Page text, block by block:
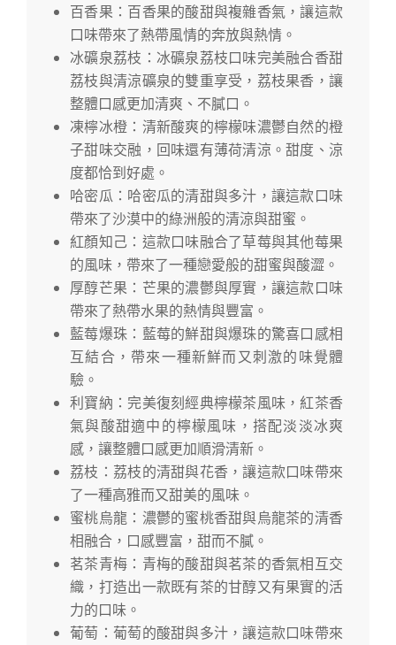
百香果：百香果的酸甜與複雜香氣，讓這款
口味帶來了熱帶風情的奔放與熱情。
冰礦泉荔枝：冰礦泉荔枝口味完美融合香甜
荔枝與清涼礦泉的雙重享受，荔枝果香，讓
整體口感更加清爽、不膩口。
凍檸冰橙：清新酸爽的檸檬味濃鬱自然的橙
子甜味交融，回味還有薄荷清涼。甜度、涼
度都恰到好處。
哈密瓜：哈密瓜的清甜與多汁，讓這款口味
帶來了沙漠中的綠洲般的清涼與甜蜜。
紅顏知己：這款口味融合了草莓與其他莓果
的風味，帶來了一種戀愛般的甜蜜與酸澀。
厚醇芒果：芒果的濃鬱與厚實，讓這款口味
帶來了熱帶水果的熱情與豐富。
藍莓爆珠：藍莓的鮮甜與爆珠的驚喜口感相
互結合，帶來一種新鮮而又刺激的味覺體
驗。
利寶納：完美復刻經典檸檬茶風味，紅茶香
氣與酸甜適中的檸檬風味，搭配淡淡冰爽
感，讓整體口感更加順滑清新。
荔枝：荔枝的清甜與花香，讓這款口味帶來
了一種高雅而又甜美的風味。
蜜桃烏龍：濃鬱的蜜桃香甜與烏龍茶的清香
相融合，口感豐富，甜而不膩。
茗茶青梅：青梅的酸甜與茗茶的香氣相互交
織，打造出一款既有茶的甘醇又有果實的活
力的口味。
葡萄：葡萄的酸甜與多汁，讓這款口味帶來